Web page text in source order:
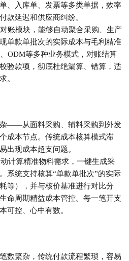
、入库单、发票等多类单据，效率
款延迟和供应商纠纷。
账模块，能够自动聚合采购、生产
单款单批次的实际成本与毛利精准
、ODM等多种业务模式，对账结算
验款项，彻底杜绝漏算、错算，适
。
——从面料采购、辅料采购到外发
成本节点。传统成本核算模式滞
出现成本超支问题。
动计算精准物料需求，一键生成采
。系统支持核算“单款单批次”的实际
等），并与核价基准进行对比分
命周期精益成本管控。每一笔开支
可控、心中有数。
数繁杂，传统付款流程繁琐，容易